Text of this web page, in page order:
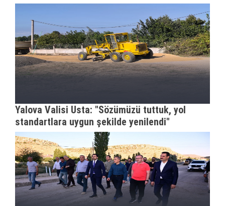
Yalova Valisi Usta: "Sözümüzü tuttuk, yol
standartlara uygun şekilde yenilendi"